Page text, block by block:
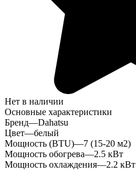
Нет в наличии
Основные характеристики
Бренд—Dahatsu
Цвет—белый
Мощность (BTU)—7 (15-20 м2)
Мощность обогрева—2.5 кВт
Мощность охлаждения—2.2 кВт